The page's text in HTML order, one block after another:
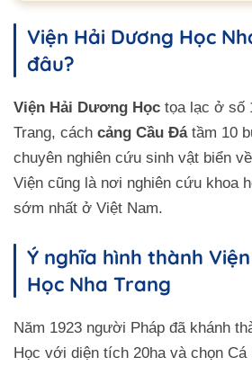
Địa điểm check in sống ảo cực
Khám phá đại dương trên
“khủng”
Thủy cung thu nhỏ tại Viện
Nha Trang
Bể nuôi ngoài trời
Ghé thăm công viên Trường
Giá trị văn hóa Viện Hải
Viện Hải Dương Học
đâu?
Viện Hải Dương Học tọa lạc ở số
Trang, cách cảng Cầu Đátầm 10
chuyên nghiên cứu sinh vật biển
Viện cũng là nơi nghiên cứu khoa
sớm nhất ở Việt Nam.
Ý nghĩa hình thành
Học Nha Trang
Năm 1923 người Pháp đã khánh
Học với diện tích 20ha và chọn Cá